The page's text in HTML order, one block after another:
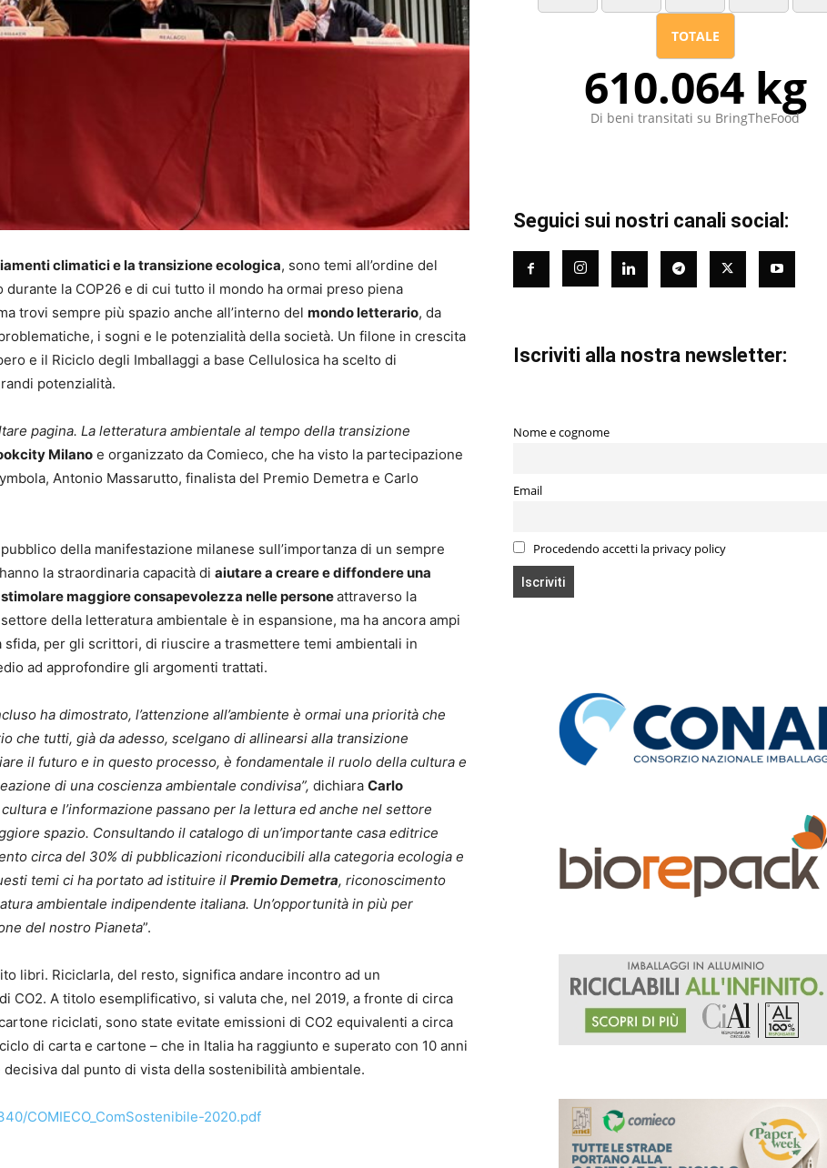
climatici e la transizione ecologica, sono temi all’ordine del
la COP26 e di cui tutto il mondo ha ormai preso piena
trovi sempre più spazio anche all’interno del mondo letterario, da
i sogni e le potenzialità della società. Un filone in crescita
e il Riciclo degli Imballaggi a base Cellulosica ha scelto di
potenzialità.
pagina. La letteratura ambientale al tempo della transizione
Milano e organizzato da Comieco, che ha visto la partecipazione
Antonio Massarutto, finalista del Premio Demetra e Carlo
della manifestazione milanese sull’importanza di un sempre
la straordinaria capacità di aiutare a creare e diffondere una
maggiore consapevolezza nelle personeattraverso la
della letteratura ambientale è in espansione, ma ha ancora ampi
per gli scrittori, di riuscire a trasmettere temi ambientali in
ad approfondire gli argomenti trattati.
ha dimostrato, l’attenzione all’ambiente è ormai una priorità che
che tutti, già da adesso, scelgano di allinearsi alla transizione
il futuro e in questo processo, è fondamentale il ruolo della cultura e
di una coscienza ambientale condivisa”, dichiara Carlo
cultura e l’informazione passano per la lettura ed anche nel settore
spazio. Consultando il catalogo di un’importante casa editrice
circa del 30% di pubblicazioni riconducibili alla categoria ecologia e
temi ci ha portato ad istituire il Premio Demetra, riconoscimento
ambientale indipendente italiana. Un’opportunità in più per
del nostro Pianeta”.
libri. Riciclarla, del resto, significa andare incontro ad un
A titolo esemplificativo, si valuta che, nel 2019, a fronte di circa
riciclati, sono state evitate emissioni di CO2 equivalenti a circa
di carta e cartone – che in Italia ha raggiunto e superato con 10 anni
dal punto di vista della sostenibilità ambientale.
COMIECO_ComSostenibile-2020.pdf
TOTALE
610.064 kg
Di beni transitati su BringTheFood
Seguici sui nostri canali social:
Iscriviti alla nostra newsletter:
Nome e cognome
Email
Procedendo accetti la privacy policy